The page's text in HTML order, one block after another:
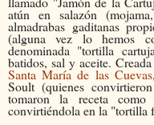
atún en salazón
almadrabas gaditanas
(alguna vez lo hemos
denominada "tortilla
batidos, sal y aceite.
Santa María de las Cuevas
Soult (quienes
tomaron la receta
convirtiéndola en la "tortilla